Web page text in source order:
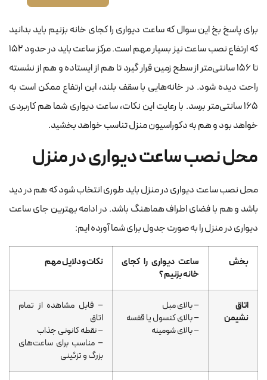
برای پاسخ بخ این سوال که ساعت دیواری را کجای خانه بزنیم باید بدانید
که ارتفاع نصب ساعت نیز بسیار مهم است. مرکز ساعت باید در حدود 152
تا 156 سانتی‌متر از سطح زمین قرار گیرد تا هم از ایستاده و هم از نشسته
راحت دیده شود. در خانه‌هایی با سقف بلند، این ارتفاع ممکن است به
165 سانتی‌متر برسد. با رعایت این نکات، ساعت دیواری شما هم کاربردی
خواهد بود و هم به دکوراسیون منزل تناسب خواهد بخشید.
محل نصب ساعت دیواری در منزل
محل نصب ساعت دیواری در منزل باید طوری انتخاب شود که هم در دید
باشد و هم با فضای اطراف هماهنگ باشد. در ادامه بهترین جای ساعت
دیواری در منزل را به صورت جدول برای شما آورده ایم:
بخش
ساعت دیواری را کجای
خانه بزنیم ؟
نکات و دلایل مهم
اتاق
نشیمن
– بالای مبل
– بالای کنسول یا قفسه
– بالای شومینه
– قابل مشاهده از تمام
اتاق
– نقطه کانونی جذاب
– مناسب برای ساعت‌های
بزرگ و تزئینی